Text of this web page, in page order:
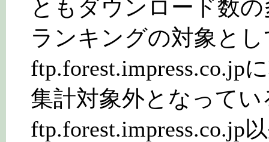
ともダウンロード数
ランキングの対象と
ftp.forest.impress.co.jp
集計対象外となって
ftp.forest.impress.co.jp